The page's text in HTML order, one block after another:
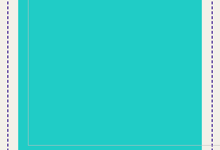
армирование слоя. Укладывать их можно
механическим или ручным способом. Время
высыхания, способ укладки и время
пригодности раствора к работе после
разведения указывают на упаковке.
растворов, необходимо укреплять сверху слоем цемента или
Производят также
теплоизоляционной стяжки